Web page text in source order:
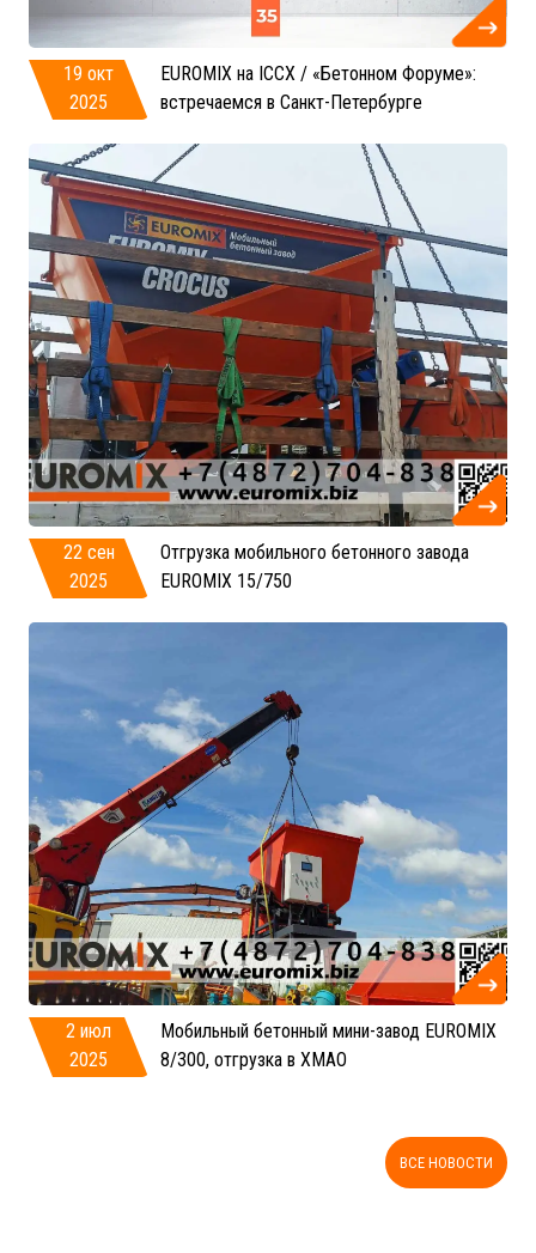
19 окт
2025
EUROMIX на ICCX / «Бетонном Форуме»:
встречаемся в Санкт-Петербурге
22 сен
2025
Отгрузка мобильного бетонного завода
EUROMIX 15/750
2 июл
2025
Мобильный бетонный мини-завод EUROMIX
8/300, отгрузка в ХМАО
ВСЕ НОВОСТИ